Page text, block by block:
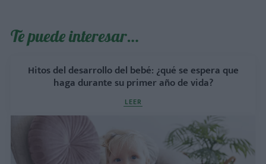
Te puede interesar…
Hitos del desarrollo del bebé: ¿qué se espera que
haga durante su primer año de vida?
LEER